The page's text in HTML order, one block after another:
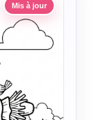
Mis à jour